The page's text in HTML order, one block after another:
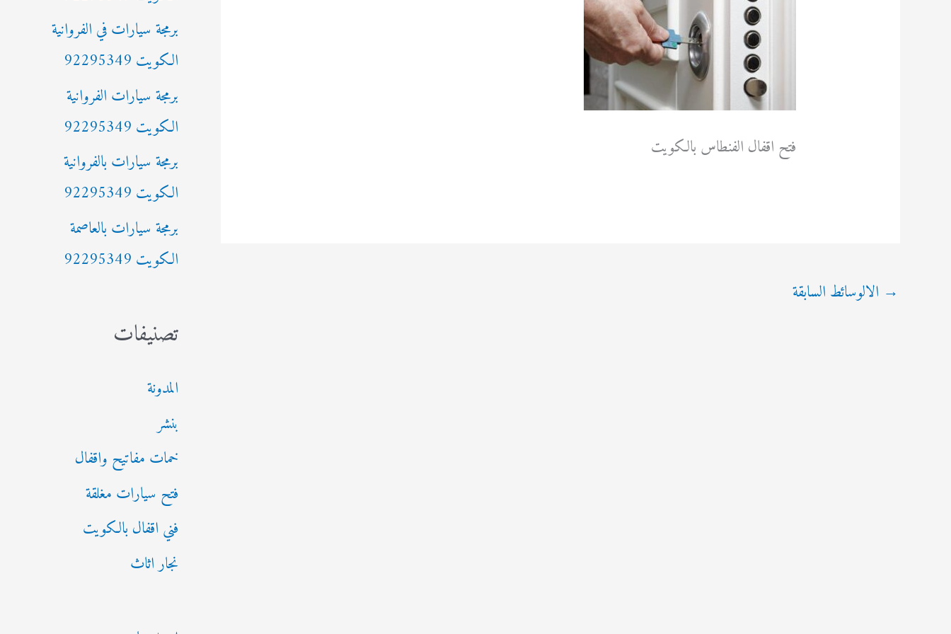
فتح اقفال الفنطاس بالكويت
→ الالوسائط السابقة
ن
:برمجة سيارات في الفروانية
الكويت 92295349
برمجة سيارات الفروانية
الكويت 92295349
برمجة سيارات بالفروانية
الكويت 92295349
برمجة سيارات بالعاصمة
الكويت 92295349
تصنيفات
المدونة
بنشر
خمات مفاتيح واقفال
فتح سيارات مغلقة
فني اقفال بالكويت
نجار اثاث